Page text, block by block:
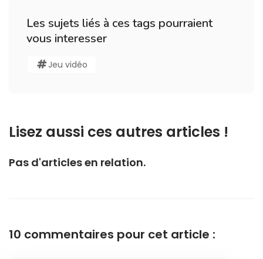
Les sujets liés à ces tags pourraient
vous interesser
Jeu vidéo
Lisez aussi ces autres articles !
Pas d'articles en relation.
10 commentaires pour cet article :